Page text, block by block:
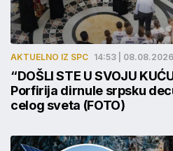
AKTUELNO IZ SPC 14:53 | 08.08.2026
“DOŠLI STE U SVOJU
Porfirija dirnule srpsku
celog sveta (FOTO)